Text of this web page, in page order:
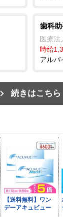
歯科
医療法
時給
アルバ
続きはこちら